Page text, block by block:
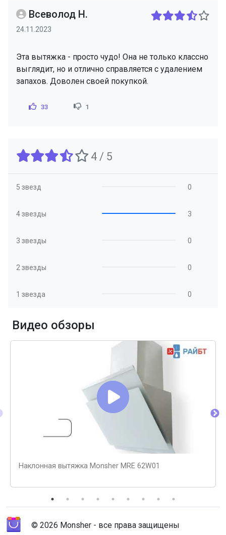
Всеволод Н.
24.11.2023
Эта вытяжка - просто чудо! Она не только классно
выглядит, но и отлично справляется с удалением
запахов. Доволен своей покупкой.
33 1
4 / 5
5 звезд 0
4 звезды 3
3 звезды 0
2 звезды 0
1 звезда 0
Видео обзоры
Наклонная вытяжка Monsher MRE 62W01
© 2026 Monsher - все права защищены